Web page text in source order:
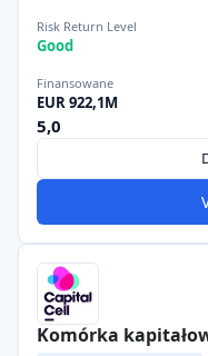
Risk Return Level
Good
Finansowane
EUR 922,1M
5,0
Komórka